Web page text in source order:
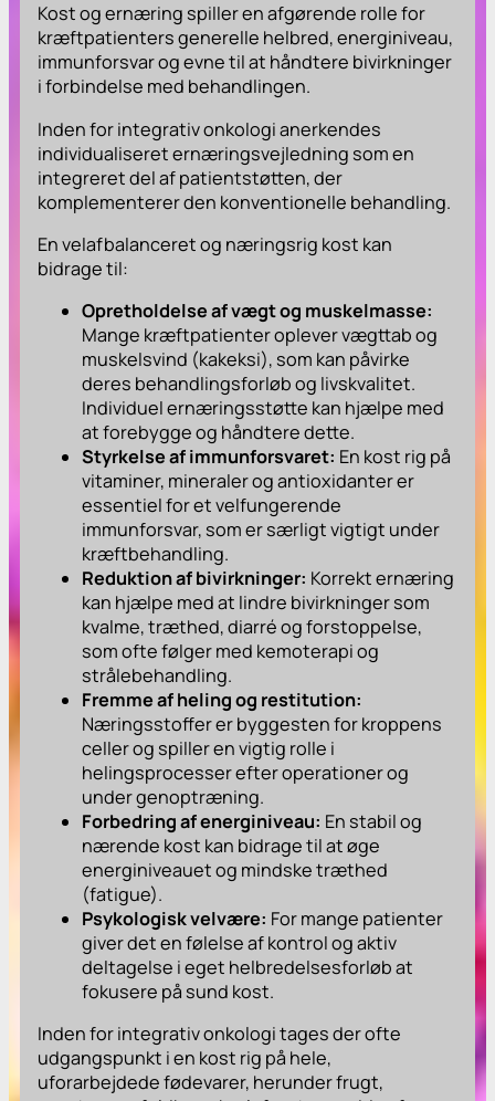
Kost og ernæring spiller en afgørende rolle for
kræftpatienters generelle helbred, energiniveau,
immunforsvar og evne til at håndtere bivirkninger
i forbindelse med behandlingen.
Inden for integrativ onkologi anerkendes
individualiseret ernæringsvejledning som en
integreret del af patientstøtten, der
komplementerer den konventionelle behandling.
En velafbalanceret og næringsrig kost kan
bidrage til:
Opretholdelse af vægt og muskelmasse:
Mange kræftpatienter oplever vægttab og
muskelsvind (kakeksi), som kan påvirke
deres behandlingsforløb og livskvalitet.
Individuel ernæringsstøtte kan hjælpe med
at forebygge og håndtere dette.
Styrkelse af immunforsvaret: En kost rig på
vitaminer, mineraler og antioxidanter er
essentiel for et velfungerende
immunforsvar, som er særligt vigtigt under
kræftbehandling.
Reduktion af bivirkninger: Korrekt ernæring
kan hjælpe med at lindre bivirkninger som
kvalme, træthed, diarré og forstoppelse,
som ofte følger med kemoterapi og
strålebehandling.
Fremme af heling og restitution:
Næringsstoffer er byggesten for kroppens
celler og spiller en vigtig rolle i
helingsprocesser efter operationer og
under genoptræning.
Forbedring af energiniveau: En stabil og
nærende kost kan bidrage til at øge
energiniveauet og mindske træthed
(fatigue).
Psykologisk velvære: For mange patienter
giver det en følelse af kontrol og aktiv
deltagelse i eget helbredelsesforløb at
fokusere på sund kost.
Inden for integrativ onkologi tages der ofte
udgangspunkt i en kost rig på hele,
uforarbejdede fødevarer, herunder frugt,